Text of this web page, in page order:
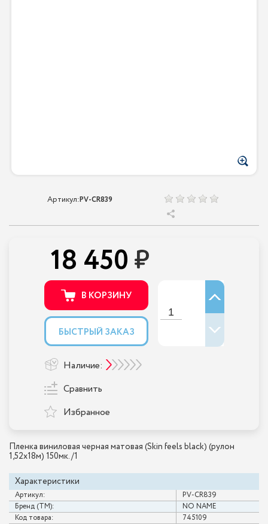
Артикул:PV-CR839
Пленка виниловая черная матовая (Skin feels black) (рулон
1,52х18м) 150мк. /1
Характеристики
Артикул:
PV-CR839
Бренд (ТМ):
NO NAME
Код товара:
745109
18 450
В КОРЗИНУ
БЫСТРЫЙ ЗАКАЗ
Наличие:
Сравнить
Избранное